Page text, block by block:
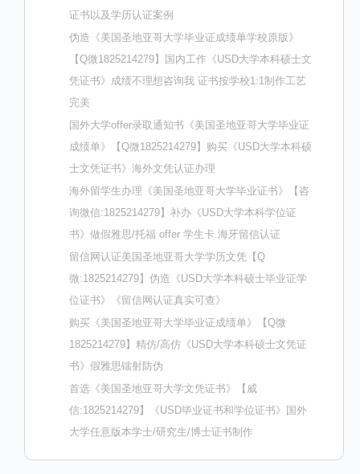
证书以及学历认证案例
伪造《美国圣地亚哥大学毕业证成绩单学校原版》
【Q微1825214279】国内工作《USD大学本科硕士文
凭证书》成绩不理想咨询我 证书按学校1:1制作工艺
完美
国外大学offer录取通知书《美国圣地亚哥大学毕业证
成绩单》【Q微1825214279】购买《USD大学本科硕
士文凭证书》海外文凭认证办理
海外留学生办理《美国圣地亚哥大学毕业证书》【咨
询微信:1825214279】补办《USD大学本科学位证
书》做假雅思/托福 offer 学生卡.海牙留信认证
留信网认证美国圣地亚哥大学学历文凭【Q
微:1825214279】伪造《USD大学本科硕士毕业证学
位证书》《留信网认证真实可查》
购买《美国圣地亚哥大学毕业证成绩单》【Q微
1825214279】精仿/高仿《USD大学本科硕士文凭证
书》假雅思镭射防伪
首选《美国圣地亚哥大学文凭证书》【威
信:1825214279】《USD毕业证书和学位证书》国外
大学任意版本学士/研究生/博士证书制作